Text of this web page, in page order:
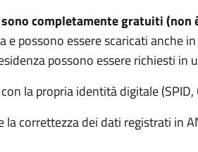
completamente gratuiti (non
e possono essere scaricati anche
possono essere richiesti in
la propria identità digitale (SPID,
la correttezza dei dati registrati in